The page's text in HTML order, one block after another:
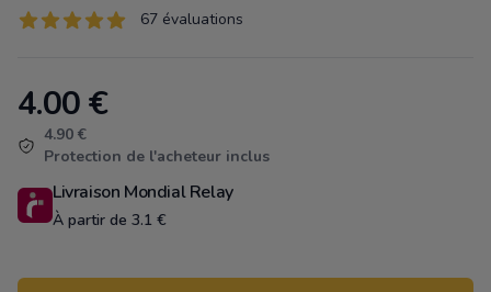
Évaluations
67 sur 5 étoiles 67 évaluations
Product information
4.00€
4.90 €
Protection de l'acheteur inclus
Livraison Mondial Relay
À partir de 3.1 €